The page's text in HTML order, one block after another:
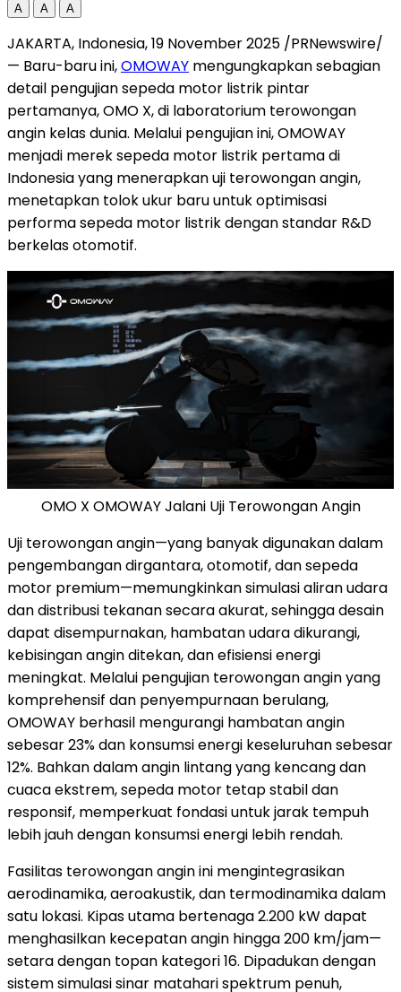
A A A
JAKARTA, Indonesia,19 November 2025 /PRNewswire/
— Baru-baru ini,OMOWAY mengungkapkan sebagian
detail pengujian sepeda motor listrik pintar
pertamanya, OMO X, di laboratorium terowongan
angin kelas dunia. Melalui pengujian ini, OMOWAY
menjadi merek sepeda motor listrik pertama di
Indonesiayang menerapkan uji terowongan angin,
menetapkan tolok ukur baru untuk optimisasi
performa sepeda motor listrik dengan standar R&D
berkelas otomotif.
OMO X OMOWAY Jalani Uji Terowongan Angin
Uji terowongan angin—yang banyak digunakan dalam
pengembangan dirgantara, otomotif, dan sepeda
motor premium—memungkinkan simulasi aliran udara
dan distribusi tekanan secara akurat, sehingga desain
dapat disempurnakan, hambatan udara dikurangi,
kebisingan angin ditekan, dan efisiensi energi
meningkat. Melalui pengujian terowongan angin yang
komprehensif dan penyempurnaan berulang,
OMOWAY berhasil mengurangi hambatan angin
sebesar 23% dan konsumsi energi keseluruhan sebesar
12%. Bahkan dalam angin lintang yang kencang dan
cuaca ekstrem, sepeda motor tetap stabil dan
responsif, memperkuat fondasi untuk jarak tempuh
lebih jauh dengan konsumsi energi lebih rendah.
Fasilitas terowongan angin ini mengintegrasikan
aerodinamika, aeroakustik, dan termodinamika dalam
satu lokasi. Kipas utama bertenaga 2.200 kW dapat
menghasilkan kecepatan angin hingga 200 km/jam—
setara dengan topan kategori 16. Dipadukan dengan
sistem simulasi sinar matahari spektrum penuh,